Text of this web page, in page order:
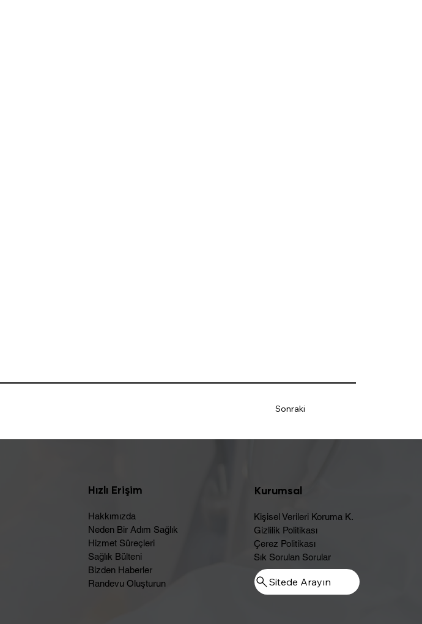
Sonraki
Hızlı Erişim
Hakkımızda
Neden Bir Adım Sağlık
Hizmet Süreçleri
Sağlık Bülteni
Bizden Haberler
Randevu Oluşturun​
Kurumsal
Kişisel Verileri Koruma K.
Gizlilik Politikası
Çerez Politikası
Sık Sorulan Sorular
Sitede Arayın